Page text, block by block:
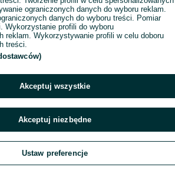
Dodaj Czat
ograniczonych danych do wyboru reklam.
danych do wyboru treści. Pomiar
Wykorzystanie profili do wyboru
reklam. Wykorzystywanie profili w celu doboru
treści.
Akceptuj wszystkie
Akceptuj niezbędne
Ustaw preferencje